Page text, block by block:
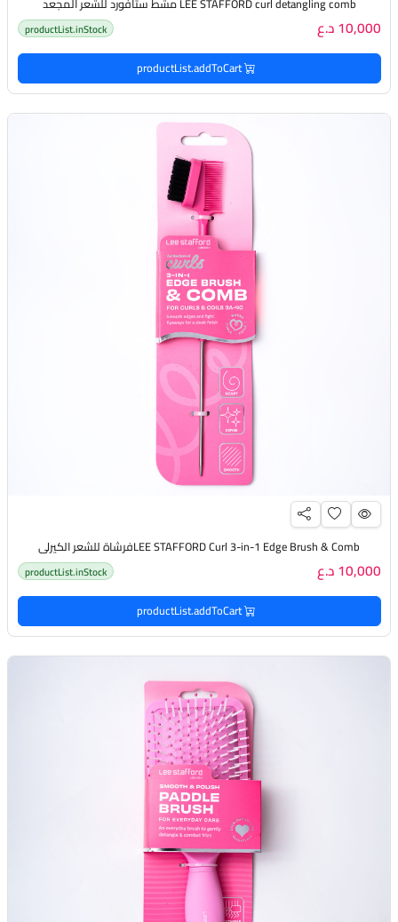
10,000 د.ع productList.inStock
productList.addToCart
LEE STAFFORD Curl 3-in-1 Edge Brush & Combفرشاة للشعر الكيرلي
10,000 د.ع productList.inStock
productList.addToCart